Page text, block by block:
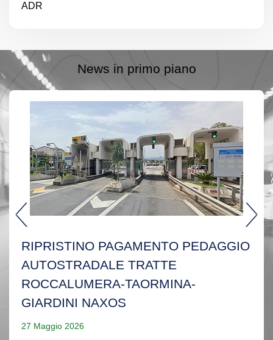
ADR
News in primo piano
RIPRISTINO PAGAMENTO PEDAGGIO
AUTOSTRADALE TRATTE
ROCCALUMERA-TAORMINA-
GIARDINI NAXOS
27 Maggio 2026